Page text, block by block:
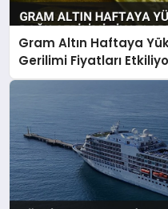
Gram Altın Haftaya
Gerilimi Fiyatları